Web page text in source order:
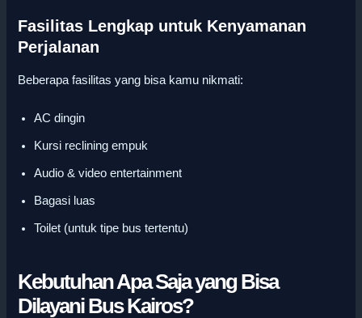
Fasilitas Lengkap untuk Kenyamanan
Perjalanan
Beberapa fasilitas yang bisa kamu nikmati:
AC dingin
Kursi reclining empuk
Audio & video entertainment
Bagasi luas
Toilet (untuk tipe bus tertentu)
Kebutuhan Apa Saja yang Bisa
Dilayani Bus Kairos?